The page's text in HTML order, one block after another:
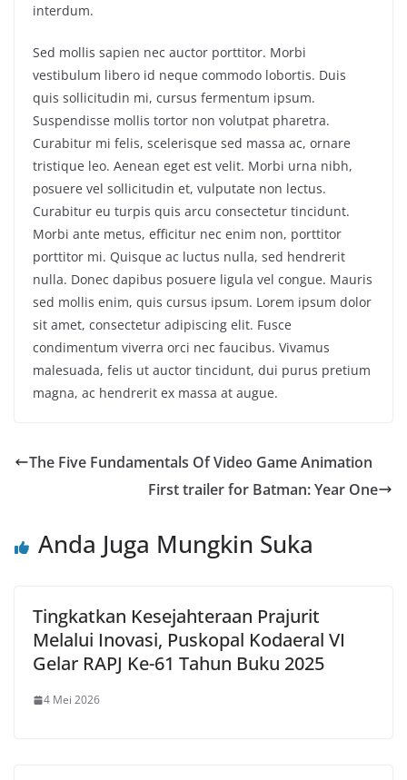
interdum.
Sed mollis sapien nec auctor porttitor. Morbi
vestibulum libero id neque commodo lobortis. Duis
quis sollicitudin mi, cursus fermentum ipsum.
Suspendisse mollis tortor non volutpat pharetra.
Curabitur mi felis, scelerisque sed massa ac, ornare
tristique leo. Aenean eget est velit. Morbi urna nibh,
posuere vel sollicitudin et, vulputate non lectus.
Curabitur eu turpis quis arcu consectetur tincidunt.
Morbi ante metus, efficitur nec enim non, porttitor
porttitor mi. Quisque ac luctus nulla, sed hendrerit
nulla. Donec dapibus posuere ligula vel congue. Mauris
sed mollis enim, quis cursus ipsum. Lorem ipsum dolor
sit amet, consectetur adipiscing elit. Fusce
condimentum viverra orci nec faucibus. Vivamus
malesuada, felis ut auctor tincidunt, dui purus pretium
magna, ac hendrerit ex massa at augue.
The Five Fundamentals Of Video Game Animation
First trailer for Batman: Year One
Anda Juga Mungkin Suka
Tingkatkan Kesejahteraan Prajurit
Melalui Inovasi, Puskopal Kodaeral VI
Gelar RAPJ Ke-61 Tahun Buku 2025
4 Mei 2026